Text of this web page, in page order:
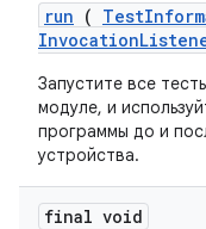
run ( Test
Invocation
Запустите все
модуле, и
программы до и
устройства.
final void